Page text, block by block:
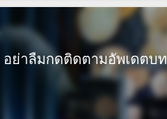
อย่าลืมกดติดตามอัพเดตบ